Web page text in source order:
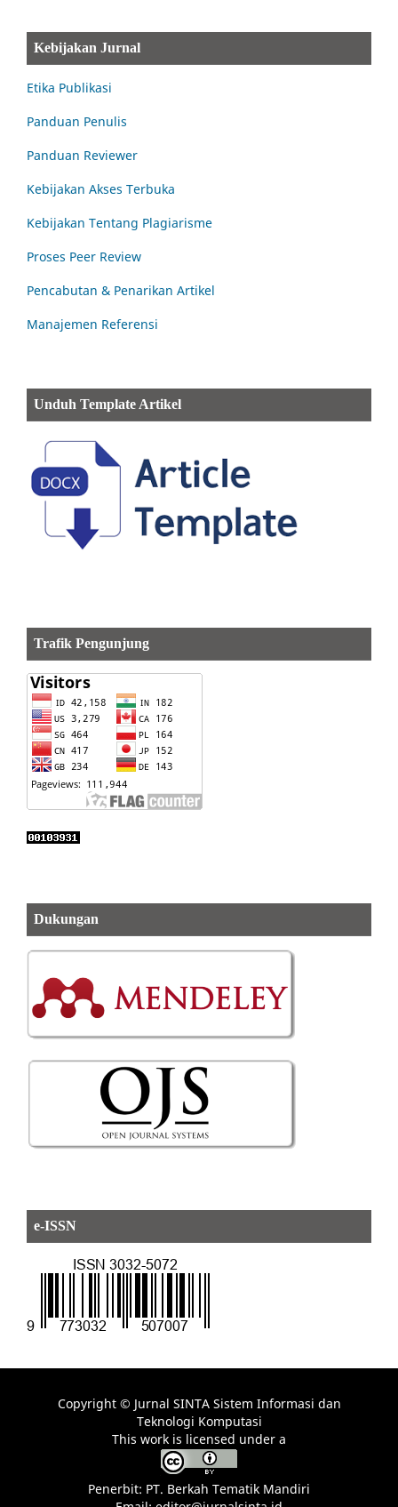
Kebijakan Jurnal
Etika Publikasi
Panduan Penulis
Panduan Reviewer
Kebijakan Akses Terbuka
Kebijakan Tentang Plagiarisme
Proses Peer Review
Pencabutan & Penarikan Artikel
Manajemen Referensi
Unduh Template Artikel
Trafik Pengunjung
Dukungan
e-ISSN
Copyright © Jurnal SINTA Sistem Informasi dan
Teknologi Komputasi
This work is licensed under a
Penerbit: PT. Berkah Tematik Mandiri